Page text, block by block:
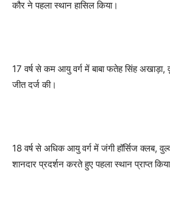
कौर ने पहला स्थान हासिल किया।
17 वर्ष से कम आयु वर्ग में बाबा फतेह सिंह
जीत दर्ज की।
18 वर्ष से अधिक आयु वर्ग में जंगी हॉर्सिज क्लब,
शानदार प्रदर्शन करते हुए पहला स्थान प्राप्त